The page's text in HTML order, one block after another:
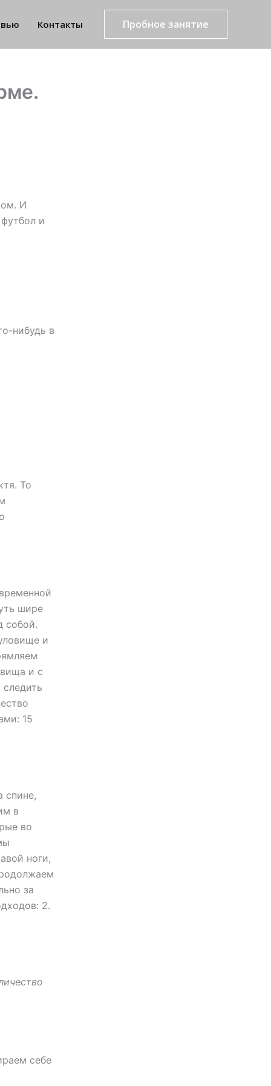
Контакты Пробное занятие
И
и
нибудь в
То
шире
собой.
и
и с
15
спине,
в
во
ноги,
за
2.
себе